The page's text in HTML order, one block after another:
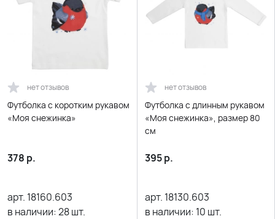
нет отзывов
Футболка с коротким рукавом
«Моя снежинка»
378 р.
арт. 18160.603
в наличии:28шт.
нет отзывов
Футболка с длинным рукавом
«Моя снежинка», размер 80
см
395р.
арт. 18130.603
в наличии: 10 шт.